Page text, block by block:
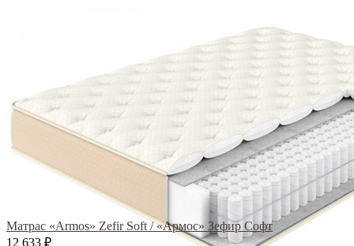
Матрас «Armos» Zefir Soft / «Армос» Зефир Софт
12 633 ₽